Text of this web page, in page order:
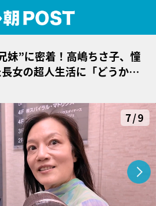
妹”に密着！高嶋ちさ子、憧
女の超人生活に「どうかし
7/9